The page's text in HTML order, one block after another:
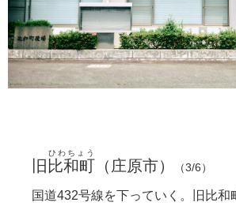
旧 比和町
ひわちょう
（ 庄原市） （3/6）
国道432号線を下っていく。旧比和